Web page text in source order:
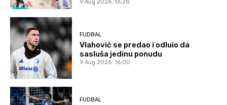
9 Aug 2026. 16:28
FUDBAL
Vlahović se predao i odluio da
sasluša jedinu ponudu
9 Aug 2026. 16:00
FUDBAL